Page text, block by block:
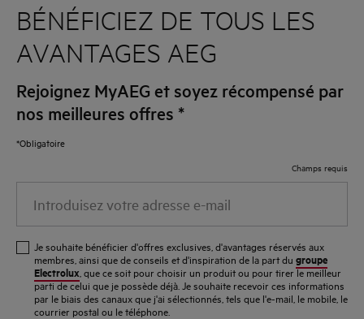
BÉNÉFICIEZ DE TOUS LES
AVANTAGES AEG
Rejoignez MyAEG et soyez récompensé par
nos meilleures offres *
*Obligatoire
Champs requis
votre
e-
mail
Je souhaite bénéficier d'offres exclusives, d'avantages réservés aux
membres, ainsi que de conseils et d'inspiration de la part du groupe
Electrolux , que ce soit pour choisir un produit ou pour tirer le meilleur
parti de celui que je possède déjà. Je souhaite recevoir ces informations
par le biais des canaux que j'ai sélectionnés, tels que l'e-mail, le mobile, le
courrier postal ou le téléphone.